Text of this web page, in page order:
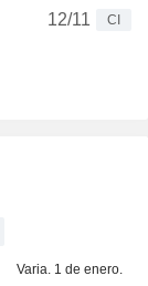
12/11
CI
Varia. 1 de enero.